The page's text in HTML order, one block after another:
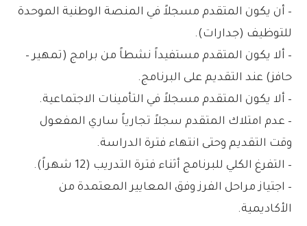
– أن يكون المتقدم مسجلاً في المنصة الوطنية الموحدة
للتوظيف (جدارات).
– ألا يكون المتقدم مستفيداً نشطاً من برامج (تمهير –
حافز) عند التقديم على البرنامج.
– ألا يكون المتقدم مسجلاً في التأمينات الاجتماعية.
– عدم امتلاك المتقدم سجلاً تجارياً ساري المفعول
وقت التقديم وحتى انتهاء فترة الدراسة.
– التفرغ الكلي للبرنامج أثناء فترة التدريب (12 شهراً).
– اجتياز مراحل الفرز وفق المعايير المعتمدة من
الأكاديمية.